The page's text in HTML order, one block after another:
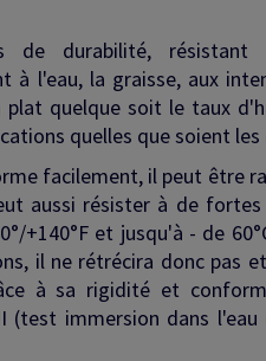
de durabilité,
l'eau, la graisse, aux
quelque soit le taux
quelles que soient
facilement, il peut être
aussi résister à de
+140°F et jusqu'à - de
il ne rétrécira donc pas
à sa rigidité et
immersion dans